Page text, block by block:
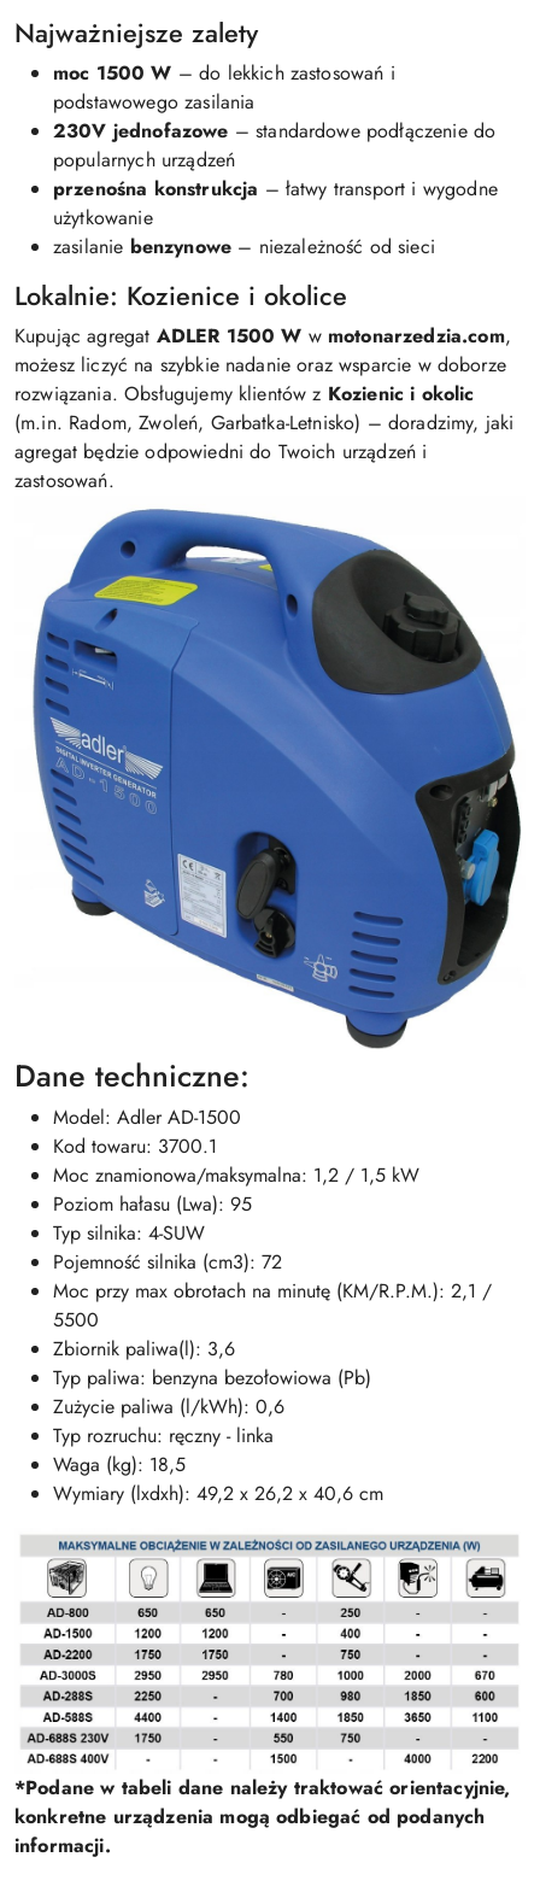
Najważniejsze zalety
moc 1500 W – do lekkich zastosowań i
podstawowego zasilania
230V jednofazowe – standardowe podłączenie do
popularnych urządzeń
przenośna konstrukcja – łatwy transport i wygodne
użytkowanie
zasilanie benzynowe – niezależność od sieci
Lokalnie: Kozienice i okolice
Kupując agregat ADLER 1500 W w motonarzedzia.com,
możesz liczyć na szybkie nadanie oraz wsparcie w doborze
rozwiązania. Obsługujemy klientów z Kozienic i okolic
(m.in. Radom, Zwoleń, Garbatka-Letnisko) – doradzimy, jaki
agregat będzie odpowiedni do Twoich urządzeń i
zastosowań.
Dane techniczne:
Model: Adler AD-1500
Kod towaru: 3700.1
Moc znamionowa/maksymalna: 1,2 / 1,5 kW
Poziom hałasu (Lwa): 95
Typ silnika: 4-SUW
Pojemność silnika (cm3): 72
Moc przy max obrotach na minutę (KM/R.P.M.): 2,1 /
5500
Zbiornik paliwa(l): 3,6
Typ paliwa: benzyna bezołowiowa (Pb)
Zużycie paliwa (l/kWh): 0,6
Typ rozruchu: ręczny - linka
Waga (kg): 18,5
Wymiary (lxdxh): 49,2 x 26,2 x 40,6 cm
*Podane w tabeli dane należy traktować orientacyjnie,
konkretne urządzenia mogą odbiegać od podanych
informacji.